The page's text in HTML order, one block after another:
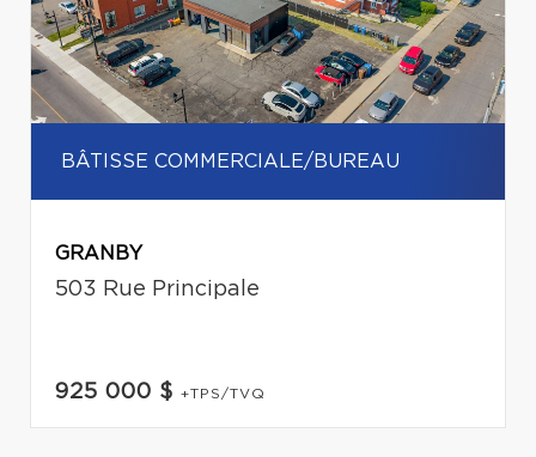
BÂTISSE COMMERCIALE/BUREAU
GRANBY
503 Rue Principale
925 000 $ +TPS/TVQ